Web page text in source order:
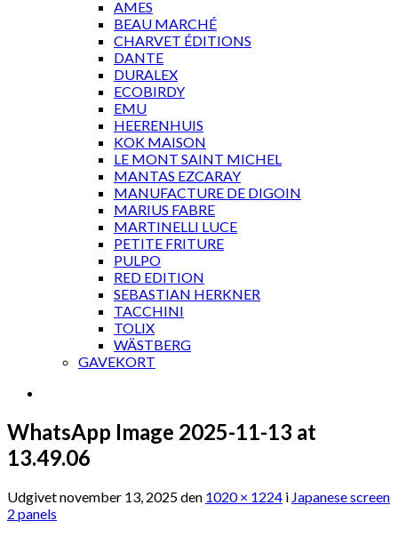
AMES
BEAU MARCHÉ
CHARVET ÉDITIONS
DANTE
DURALEX
ECOBIRDY
EMU
HEERENHUIS
KOK MAISON
LE MONT SAINT MICHEL
MANTAS EZCARAY
MANUFACTURE DE DIGOIN
MARIUS FABRE
MARTINELLI LUCE
PETITE FRITURE
PULPO
RED EDITION
SEBASTIAN HERKNER
TACCHINI
TOLIX
WÄSTBERG
GAVEKORT
WhatsApp Image 2025-11-13 at
13.49.06
Udgivetnovember 13, 2025den 1020 × 1224 i Japanese screen
2 panels